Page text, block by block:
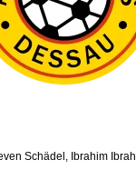
Schädel Ibrahim